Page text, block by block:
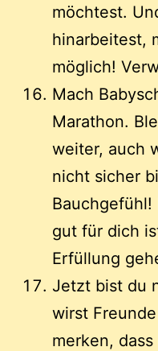
möchtest.
hinarbeitest,
möglich!
Mach
Marathon.
weiter, auch
nicht sicher
Bauchgefühl!
gut für dich
Erfüllung
Jetzt bist du
wirst
merken,